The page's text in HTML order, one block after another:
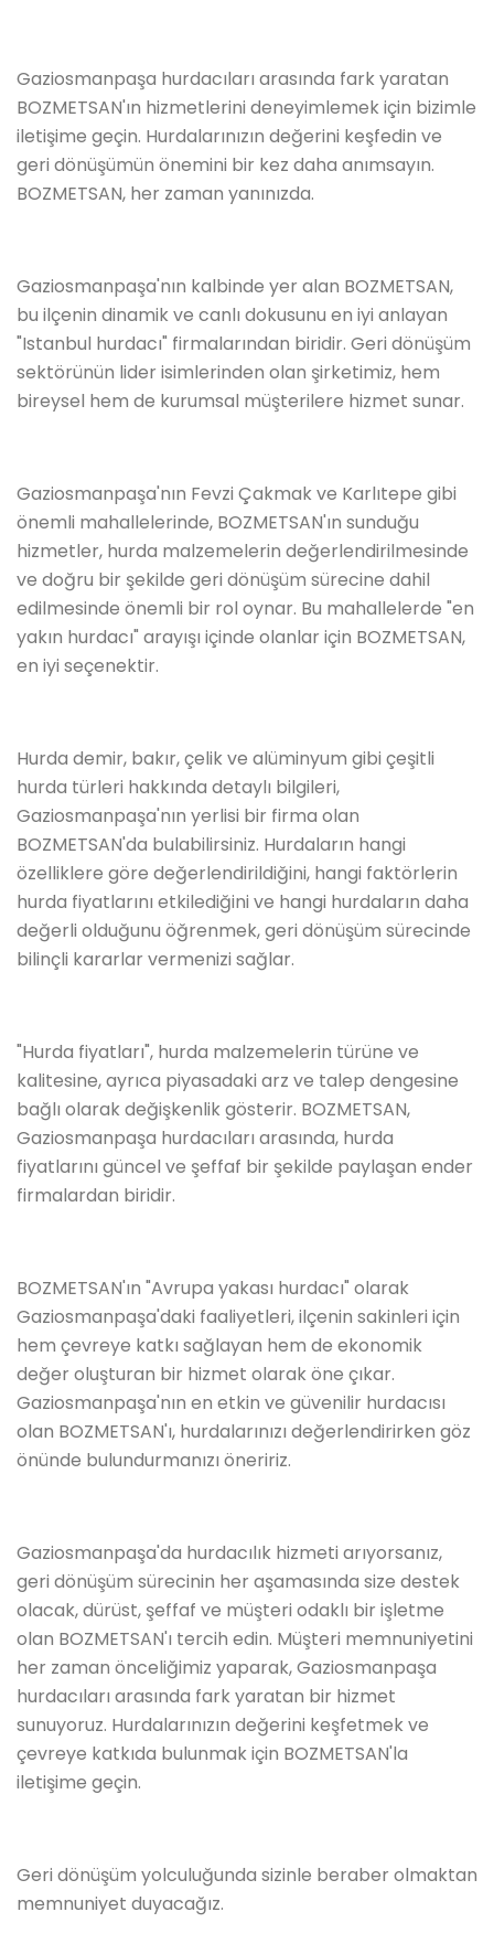
Gaziosmanpaşa hurdacıları arasında fark yaratan
BOZMETSAN'ın hizmetlerini deneyimlemek için bizimle
iletişime geçin. Hurdalarınızın değerini keşfedin ve
geri dönüşümün önemini bir kez daha anımsayın.
BOZMETSAN, her zaman yanınızda.
Gaziosmanpaşa'nın kalbinde yer alan BOZMETSAN,
bu ilçenin dinamik ve canlı dokusunu en iyi anlayan
"Istanbul hurdacı" firmalarından biridir. Geri dönüşüm
sektörünün lider isimlerinden olan şirketimiz, hem
bireysel hem de kurumsal müşterilere hizmet sunar.
Gaziosmanpaşa'nın Fevzi Çakmak ve Karlıtepe gibi
önemli mahallelerinde, BOZMETSAN'ın sunduğu
hizmetler, hurda malzemelerin değerlendirilmesinde
ve doğru bir şekilde geri dönüşüm sürecine dahil
edilmesinde önemli bir rol oynar. Bu mahallelerde "en
yakın hurdacı" arayışı içinde olanlar için BOZMETSAN,
en iyi seçenektir.
Hurda demir, bakır, çelik ve alüminyum gibi çeşitli
hurda türleri hakkında detaylı bilgileri,
Gaziosmanpaşa'nın yerlisi bir firma olan
BOZMETSAN'da bulabilirsiniz. Hurdaların hangi
özelliklere göre değerlendirildiğini, hangi faktörlerin
hurda fiyatlarını etkilediğini ve hangi hurdaların daha
değerli olduğunu öğrenmek, geri dönüşüm sürecinde
bilinçli kararlar vermenizi sağlar.
"Hurda fiyatları", hurda malzemelerin türüne ve
kalitesine, ayrıca piyasadaki arz ve talep dengesine
bağlı olarak değişkenlik gösterir. BOZMETSAN,
Gaziosmanpaşa hurdacıları arasında, hurda
fiyatlarını güncel ve şeffaf bir şekilde paylaşan ender
firmalardan biridir.
BOZMETSAN'ın "Avrupa yakası hurdacı" olarak
Gaziosmanpaşa'daki faaliyetleri, ilçenin sakinleri için
hem çevreye katkı sağlayan hem de ekonomik
değer oluşturan bir hizmet olarak öne çıkar.
Gaziosmanpaşa'nın en etkin ve güvenilir hurdacısı
olan BOZMETSAN'ı, hurdalarınızı değerlendirirken göz
önünde bulundurmanızı öneririz.
Gaziosmanpaşa'da hurdacılık hizmeti arıyorsanız,
geri dönüşüm sürecinin her aşamasında size destek
olacak, dürüst, şeffaf ve müşteri odaklı bir işletme
olan BOZMETSAN'ı tercih edin. Müşteri memnuniyetini
her zaman önceliğimiz yaparak, Gaziosmanpaşa
hurdacıları arasında fark yaratan bir hizmet
sunuyoruz. Hurdalarınızın değerini keşfetmek ve
çevreye katkıda bulunmak için BOZMETSAN'la
iletişime geçin.
Geri dönüşüm yolculuğunda sizinle beraber olmaktan
memnuniyet duyacağız.